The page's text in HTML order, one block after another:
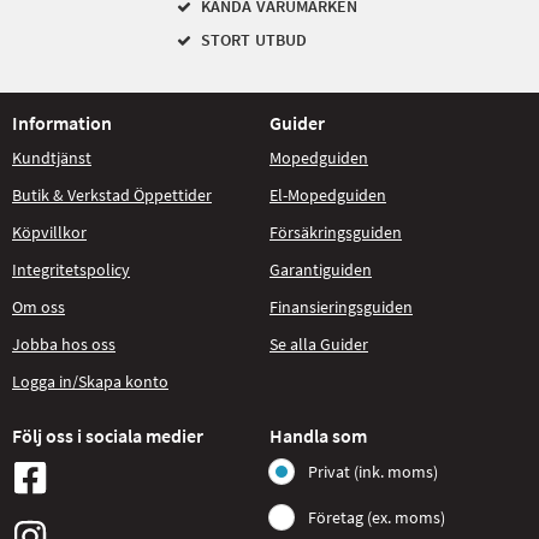
KÄNDA VARUMÄRKEN
STORT UTBUD
Information
Kundtjänst
Butik & Verkstad Öppettider
Köpvillkor
Integritetspolicy
Om oss
Jobba hos oss
Logga in/Skapa konto
Guider
Mopedguiden
El-Mopedguiden
Försäkringsguiden
Garantiguiden
Finansieringsguiden
Se alla Guider
Följ oss i sociala medier Handla som
Privat (ink. moms)
Företag (ex. moms)